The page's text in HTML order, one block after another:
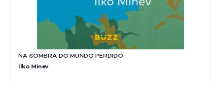
NA SOMBRA DO MUNDO PERDIDO
Ilko Minev